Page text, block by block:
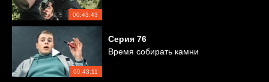
00:43:43
00:43:11
Серия 76
Время собирать камни